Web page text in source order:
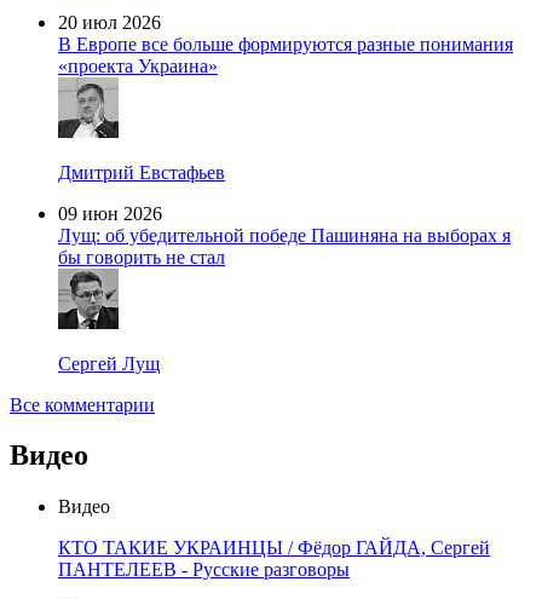
20 июл 2026
В Европе все больше формируются разные понимания
«проекта Украина»
Дмитрий Евстафьев
09 июн 2026
Лущ: об убедительной победе Пашиняна на выборах я
бы говорить не стал
Сергей Лущ
Все комментарии
Видео
Видео
КТО ТАКИЕ УКРАИНЦЫ / Фёдор ГАЙДА, Сергей
ПАНТЕЛЕЕВ - Русские разговоры